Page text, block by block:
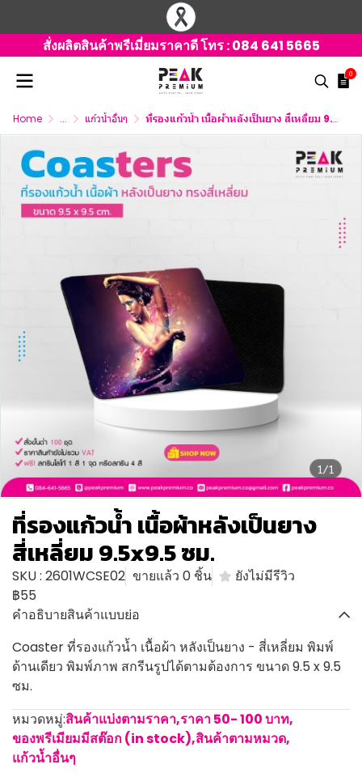
สั่งผลิตสินค้าพรีเมี่ยมราคาดี โทร :084 641 5665
0
Home ... แก้วน้ำอื่นๆ ที่รองแก้วน้ำ เนื้อผ้าหลังเป็นยาง สี่เหลี่ยม 9.5x9.5 ซม.
1/1
ที่รองแก้วน้ำ เนื้อผ้าหลังเป็นยาง
สี่เหลี่ยม 9.5x9.5 ซม.
SKU : 2601WCSE02 ขายแล้ว 0 ชิ้น
ยังไม่มีรีวิว
฿55
คำอธิบายสินค้าแบบย่อ
Coaster ที่รองแก้วน้ำ เนื้อผ้า หลังเป็นยาง - สี่เหลี่ยม พิมพ์
ด้านเดียว พิมพ์ภาพ สกรีนรูปได้ตามต้องการ ขนาด 9.5 x 9.5
ซม.
หมวดหมู่:สินค้าแบ่งตามราคา,ราคา 50- 100 บาท,
ของพรีเมียมมีสต๊อก (in stock),สินค้าตามหมวด,
แก้วน้ำอื่นๆ